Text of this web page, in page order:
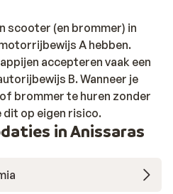
scooter (en brommer) in
A hebben.
accepteren vaak een
B. Wanneer je
brommer te huren zonder
op eigen risico.
in Anissaras